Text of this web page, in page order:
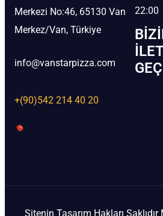
Merkezi No:46, 65130 Van
Merkez/Van, Türkiye
info@vanstarpizza.com
+(90)542 214 40 20
22:00
Sitenin Tasarım Hakları